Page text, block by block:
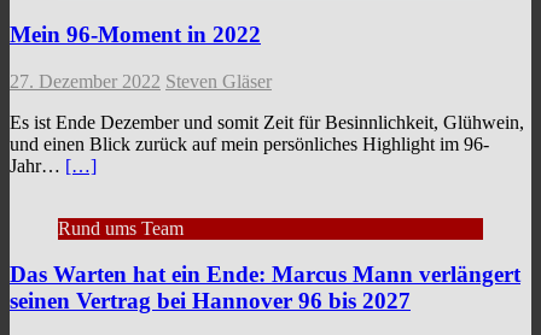
Mein 96-Moment in 2022
27. Dezember 2022 Steven Gläser
Es ist Ende Dezember und somit Zeit für Besinnlichkeit, Glühwein,
und einen Blick zurück auf mein persönliches Highlight im 96-
Jahr… […]
Rund ums Team
Das Warten hat ein Ende: Marcus Mann verlängert
seinen Vertrag bei Hannover 96 bis 2027